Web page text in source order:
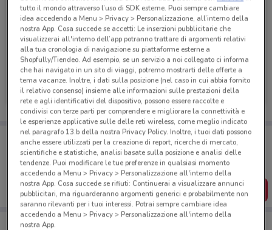
Fiorella Rubino
Scade il 20/08
Porta DoveConviene sempre con te!
Puoi trovare le migliori offerte dei negozi vicino a te,
salvarle e creare la tua lista del risparmio, comodamente
dal tuo cellulare.
SCARICA L’APP
tutto il mondo attraverso l’uso di SDK esterne. Puoi sempre cambiare
idea accedendo a Menu > Privacy > Personalizzazione, all’interno della
nostra App. Cosa succede se accetti: Le inserzioni pubblicitarie che
visualizzerai all'interno dell’app potranno trattare di argomenti relativi
alla tua cronologia di navigazione su piattaforme esterne a
Shopfully/Tiendeo. Ad esempio, se un servizio a noi collegato ci informa
che hai navigato in un sito di viaggi, potremo mostrarti delle offerte a
tema vacanze. Inoltre, i dati sulla posizione (nel caso in cui abbia fornito
il relativo consenso) insieme alle informazioni sulle prestazioni della
rete e agli identificativi del dispositivo, possono essere raccolte e
condivisi con terze parti per comprendere e migliorare la connettività e
le esperienze applicative sulle delle reti wireless, come meglio indicato
nel paragrafo 13.b della nostra Privacy Policy. Inoltre, i tuoi dati possono
anche essere utilizzati per la creazione di report, ricerche di mercato,
scientifiche e statistiche, analisi basate sulla posizione e analisi delle
tendenze. Puoi modificare le tue preferenze in qualsiasi momento
accedendo a Menu > Privacy > Personalizzazione all'interno della
nostra App. Cosa succede se rifiuti: Continuerai a visualizzare annunci
pubblicitari, ma riguarderanno argomenti generici e probabilmente non
saranno rilevanti per i tuoi interessi. Potrai sempre cambiare idea
accedendo a Menu > Privacy > Personalizzazione all'interno della
nostra App.